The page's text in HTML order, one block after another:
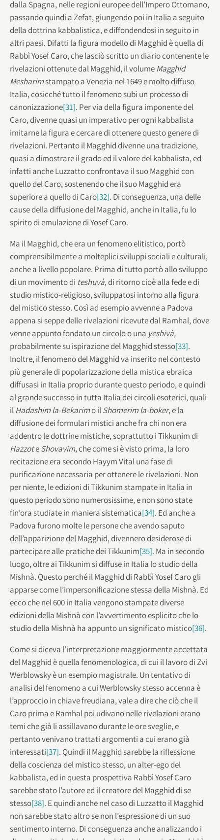
dalla Spagna, nelle regioni europee dell’Impero Ottomano,
passando quindi a Zefat, giungendo poi in Italia a seguito
della dottrina kabbalistica, e diffondendosi in seguito in
altri paesi. Difatti la figura modello di Magghid è quella di
Rabbì Yosef Caro, che lasciò scritto un diario contenente le
rivelazioni ottenute dal Magghid, il volumeMagghid
Mesharimstampato a Venezia nel 1649 e molto diffuso
Italia, cosicché tutto il fenomeno subì un processo di
canonizzazione[31]. Per via della figura imponente del
Caro, divenne quasi un imperativo per ogni kabbalista
imitarne la figura e cercare di ottenere questo genere di
rivelazioni. Pertanto il Magghid divenne una tradizione,
quasi a dimostrare il grado ed il valore del kabbalista, ed
infatti anche Luzzatto confrontava il suo Magghid con
quello del Caro, sostenendo che il suo Magghid era
superiore a quello di Caro[32]. Di conseguenza, una delle
cause della diffusione del Magghid, anche in Italia, fu lo
spirito di emulazione di Yosef Caro.
Ma il Magghid, che era un fenomeno elitistico, portò
comprensibilmente a molteplici sviluppi sociali e culturali,
anche a livello popolare. Prima di tutto portò allo sviluppo
di un movimento di teshuvà, di ritorno cioè alla fede e di
studio mistico-religioso, sviluppatosi intorno alla figura
del mistico stesso. Così ad esempio avvenne a Padova
appena si seppe delle rivelazioni ricevute dal Ramhal, dove
venne appunto fondato un circolo o una yeshivà,
probabilmente su ispirazione del Magghid stesso[33].
Inoltre, il fenomeno del Magghid va inserito nel contesto
più generale di popolarizzazione della mistica ebraica
diffusasi in Italia proprio durante questo periodo, e quindi
al grande successo in tutta Italia dei circoli esoterici, quali
ilHadashim la-Bekarimo ilShomerim la-boker, e la
diffusione dei formulari mistici anche fra chi non era
addentro le dottrine mistiche, soprattutto i Tikkunim di
HazzoteShovavim, che come si è visto prima, la loro
recitazione era secondo Hayym Vital una fase di
purificazione necessaria per ottenere le rivelazioni. Non
per niente, le edizioni di Tikkunim stampate in Italia in
questo periodo sono numerosissime, e non sono state
fin’ora studiate in maniera sistematica[34]. Ed anche a
Padova furono molte le persone che avendo saputo
dell’apparizione del Magghid, divennero desiderose di
partecipare alle pratiche dei Tikkunim[35]. Ma in secondo
luogo, oltre ai Tikkunim si diffuse in Italia lo studio della
Mishnà. Questo perché il Magghid di Rabbì Yosef Caro gli
apparse come l’impersonificazione stessa della Mishnà. Ed
ecco che nel 600 in Italia vengono stampate diverse
edizioni della Mishnà con l’avvertimento esplicito che lo
studio della Mishnà ha appunto un significato mistico[36].
Come si diceva l’interpretazione maggiormente accettata
del Magghid è quella fenomenologica, di cui il lavoro di Zvi
Werblowsky è un esempio magistrale. Un tentativo di
analisi del fenomeno a cui Werblowsky stesso accenna è
l’approccio in chiave freudiana, vale a dire che ciò che il
Caro prima e Ramhal poi udivano nelle rivelazioni erano
temi che già li assillavano durante le ore sveglie, e
pertanto venivano trattati argomenti a cui erano già
interessati[37]. Quindi il Magghid sarebbe la riflessione
della coscienza del mistico stesso, un alter-ego del
kabbalista, ed in questa prospettiva Rabbì Yosef Caro
sarebbe stato l’autore ed il creatore del Magghid di se
stesso[38]. E quindi anche nel caso di Luzzatto il Magghid
non sarebbe stato altro se non l’espressione di un suo
sentimento interno. Di conseguenza anche analizzando i